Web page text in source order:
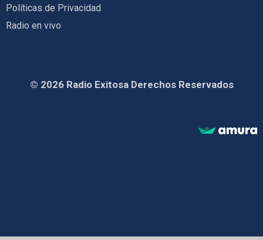
Políticas de Privacidad
Radio en vivo
© 2026 Radio Exitosa Derechos Reservados